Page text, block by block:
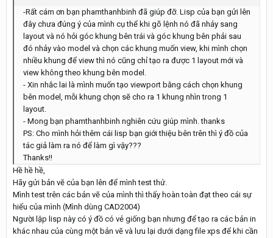
-Rất cám ơn bạn phamthanhbinh đã giúp đỡ. Lisp của bạn gửi lên
đây chưa đúng ý của mình cụ thể khi gõ lệnh nó đã nhảy sang
layout và nó hỏi góc khung bên trái và góc khung bên phải sau
đó nhảy vào model và chọn các khung muốn view, khi mình chọn
nhiều khung để view thì nó cũng chỉ tạo ra được 1 layout mới và
view không theo khung bên model.
- Xin nhắc lai là mình muốn tạo viewport bằng cách chọn khung
bên model, mỗi khung chọn sẽ cho ra 1 khung nhìn trong 1
layout.
- Mong bạn phamthanhbinh nghiên cứu giúp mình. thanks
PS: Cho mình hỏi thêm cái lisp bạn giới thiệu bên trên thì ý đồ của
tác giả làm ra nó để làm gì vậy???
Thanks!!
Hề hề hề,
Hãy gửi bản vẽ của bạn lên để mình test thử.
Mình test trên các bản vẽ của mình thì thấy hoàn toàn đạt theo cái sự
hiểu của mình (Mình dùng CAD2004)
Người lập lisp này có ý đồ có vẻ giống bạn nhưng để tạo ra các bản in
khác nhau của cùng một bản vẽ và lưu lại dưới dạng file xps để khi cần